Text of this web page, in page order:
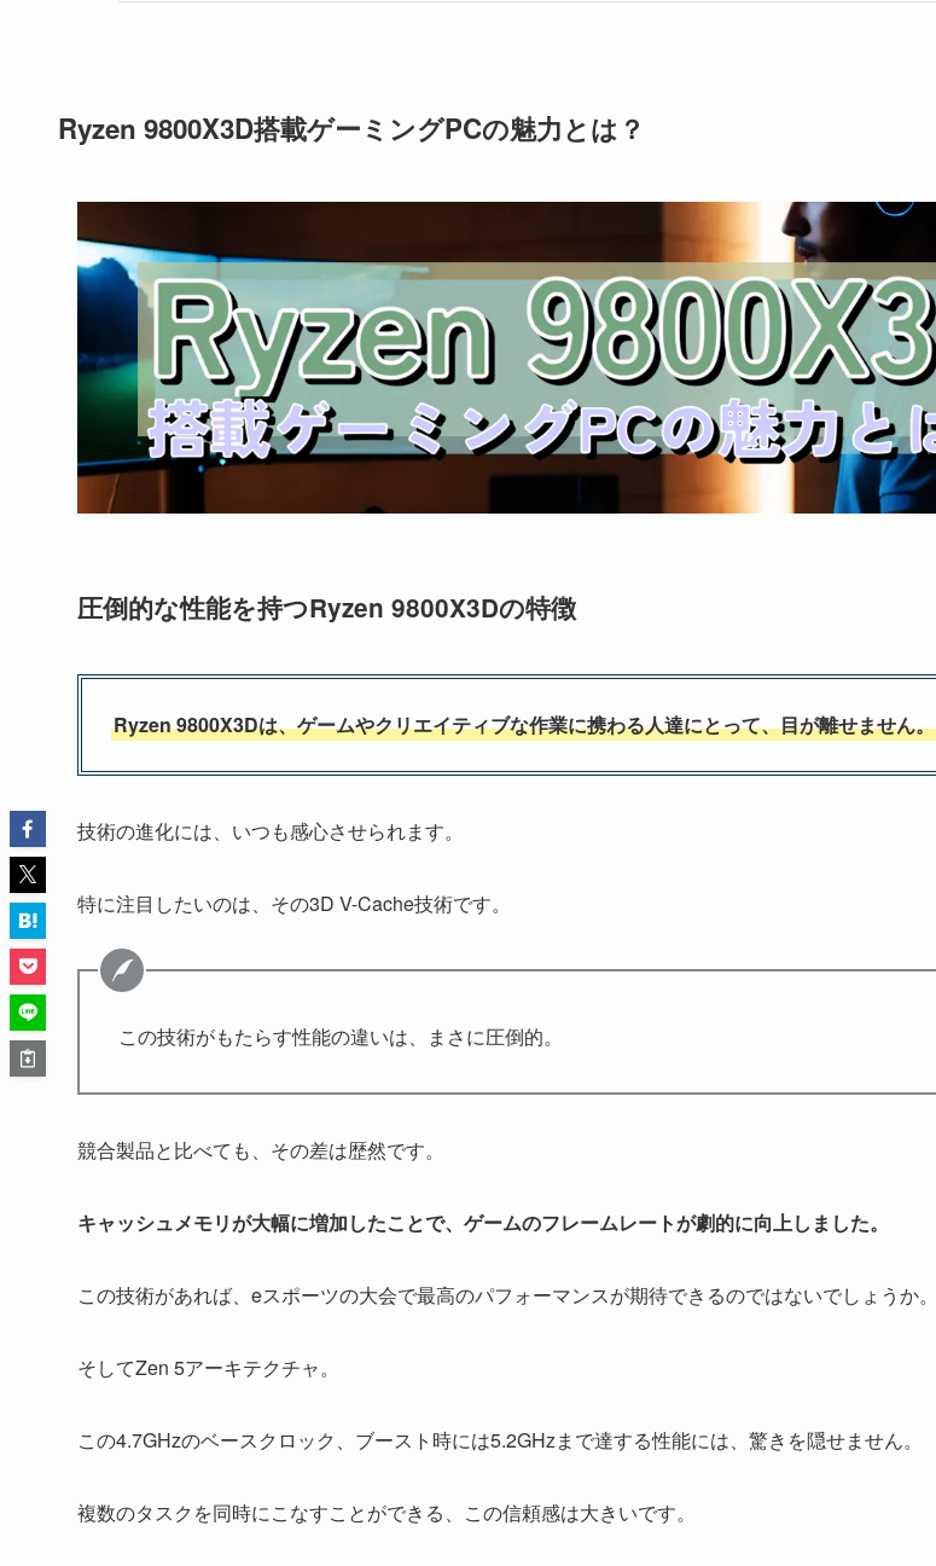
Ryzen 9800X3D搭載ゲーミングPCの魅力とは？
圧倒的な性能を持つRyzen 9800X3Dの特徴
Ryzen 9800X3Dは、ゲームやクリエイティブな作業に携わる人達にとって、目が離せません。
技術の進化には、いつも感心させられます。
特に注目したいのは、その3D V-Cache技術です。
この技術がもたらす性能の違いは、まさに圧倒的。
競合製品と比べても、その差は歴然です。
キャッシュメモリが大幅に増加したことで、ゲームのフレームレートが劇的に向上しました。
この技術があれば、eスポーツの大会で最高のパフォーマンスが期待できるのではないでしょうか。
そしてZen 5アーキテクチャ。
この4.7GHzのベースクロック、ブースト時には5.2GHzまで達する性能には、驚きを隠せません。
複数のタスクを同時にこなすことができる、この信頼感は大きいです。